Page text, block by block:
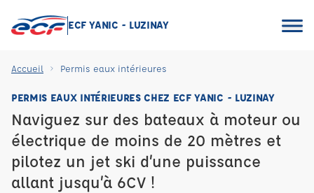
ECF YANIC - LUZINAY
Accueil Permis eaux intérieures
PERMIS EAUX INTÉRIEURES CHEZ ECF YANIC - LUZINAY
Naviguez sur des bateaux à moteur ou
électrique de moins de 20 mètres et
pilotez un jet ski d’une puissance
allant jusqu’à 6CV !